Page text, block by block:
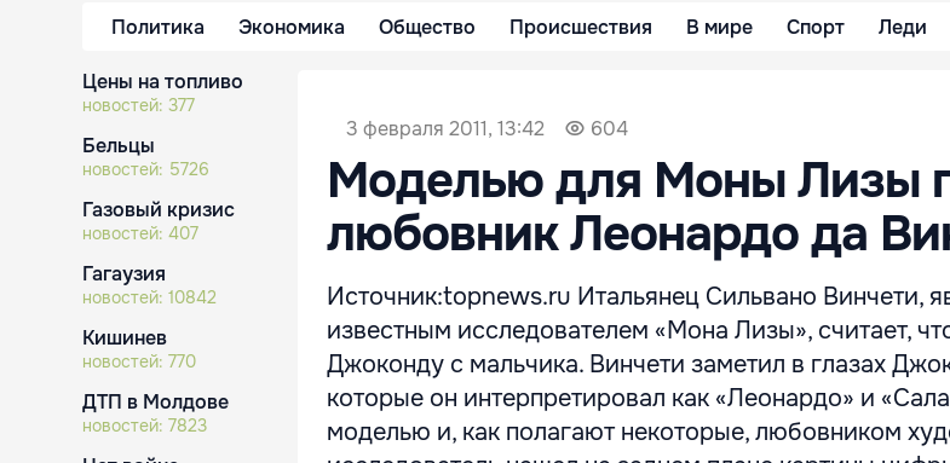
Политика Экономика Общество Происшествия В мире Спорт Леди
Цены на топливо
новостей: 377
Бельцы
новостей: 5726
Газовый кризис
новостей: 407
Гагаузия
новостей: 10842
Кишинев
новостей: 770
ДТП в Молдове
новостей: 7823
3 февраля 2011, 13:42 604
Моделью для Моны Лизы
любовник Леонардо да
Источник:topnews.ru Итальянец Сильвано Винчети,
известным исследователем «Мона Лизы», считает,
Джоконду с мальчика. Винчети заметил в глазах
которые он интерпретировал как «Леонардо» и
моделью и, как полагают некоторые, любовником